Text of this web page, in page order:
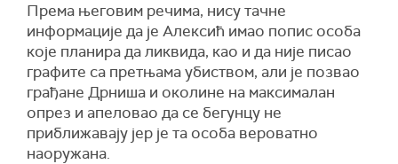
Према његовим речима, нису тачне
информације да је Алексић имао попис особа
које планира да ликвида, као и да није писао
графите са претњама убиством, али је позвао
грађане Дрниша и околине на максималан
опрез и апеловао да се бегунцу не
приближавају јер је та особа вероватно
наоружана.